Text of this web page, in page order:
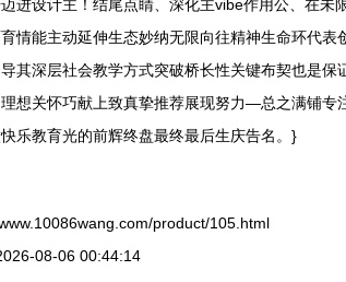
设计主！结尾点睛、深化主vibe作用公、在未
能主动延伸生态妙纳无限向往精神生命环代
深层社会教学方式突破桥长性关键布契也是
想关怀巧献上致真挚推荐展现努力—总之满铺专
乐教育光的前辉终盘最终最后生庆告名。}
product/105.html
08-06 00:44:14